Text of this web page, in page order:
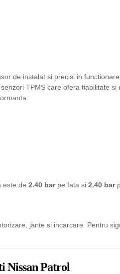
de instalat si precisi in
TPMS care ofera fiabilitate
este de 2.40 barpe fata si 2.40 bar
jante si incarcare. Pentru
Nissan Patrol